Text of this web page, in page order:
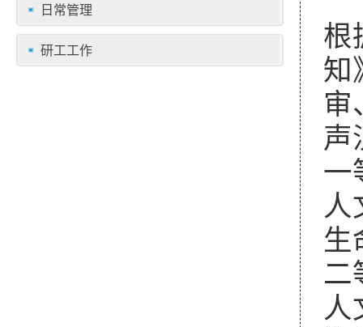
日常管理
研工工作
根
知
审
声
一
人
生
二
人